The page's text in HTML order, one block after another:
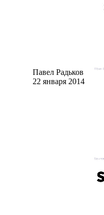
Павел Радьков
22 января 2014